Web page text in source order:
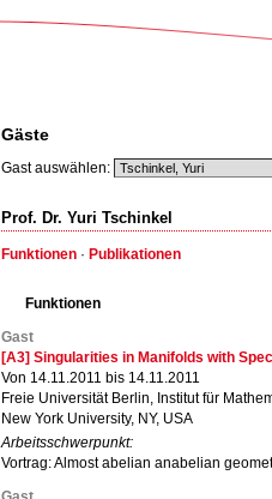
Gäste
Gast auswählen:
Prof. Dr. Yuri Tschinkel
Funktionen · Publikationen
Funktionen
Gast
[A3] Singularities in Manifolds with
Von 14.11.2011 bis 14.11.2011
Freie Universität Berlin, Institut für
New York University, NY, USA
Arbeitsschwerpunkt:
Vortrag: Almost abelian anabelian